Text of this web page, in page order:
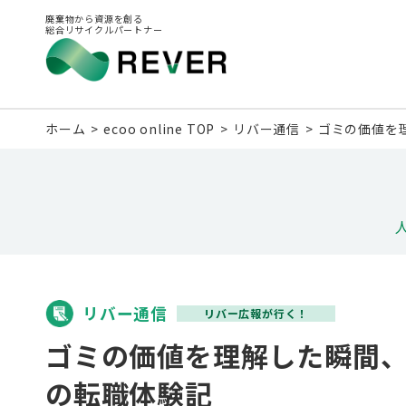
廃棄物から資源を創る
総合リサイクルパートナー
ホーム ecoo online TOP リバー通信 ゴミの価値を
リバー通信 リバー広報が行く！
ゴミの価値を理解した瞬間
の転職体験記